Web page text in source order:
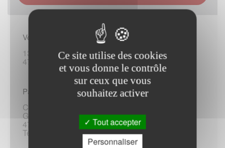
Vous rendre sur place :
13 rue du Docteur-Courret
47200 Marmande
Par voie postale, telephonique :
Caisse primaire d assurance maladie du Lot-et-
Garonne
47914 Agen Cedex 9
Tel :3646 / +33 18 49 03 646 (*)
Ce site utilise des cookies
et vous donne le contrôle
sur ceux que vous
souhaitez activer
Tout accepter
Personnaliser